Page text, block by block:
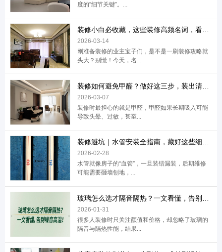
度的“细节关键”。...
装修小白必收藏，这些装修高频名词，看完再
2026-03-14
刚准备装修的业主宝子们，是不是一刷装修攻略就
头大？别慌！今天，名...
2026-03-07
装修时最担心的就是甲醛，甲醛如果长期吸入可能
导致头晕、过敏，甚至...
装修避坑｜水管安装全指南，藏好这些细节，
2026-02-28
水管就像房子的“血管”，一旦装错漏装，后期维修
可能需要砸墙刨地，...
2026-01-31
很多人装修时只关注颜值和价格，却忽略了玻璃的
隔音与隔热性能，结果...